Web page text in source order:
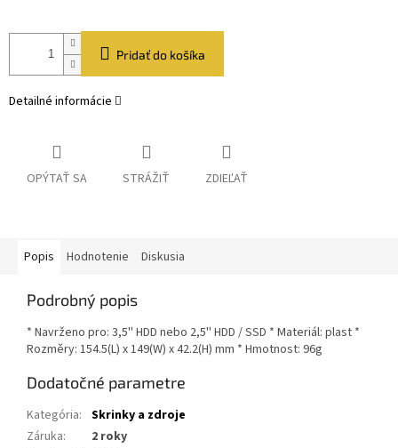
Pridať do košíka
Detailné informácie
OPÝTAŤ SA STRÁŽIŤ ZDIEĽAŤ
Popis Hodnotenie Diskusia
Podrobný popis
* Navrženo pro: 3,5'' HDD nebo 2,5'' HDD / SSD * Materiál: plast *
Rozměry: 154.5(L) x 149(W) x 42.2(H) mm * Hmotnost: 96g
Dodatočné parametre
Kategória: Skrinky a zdroje
Záruka:
2 roky